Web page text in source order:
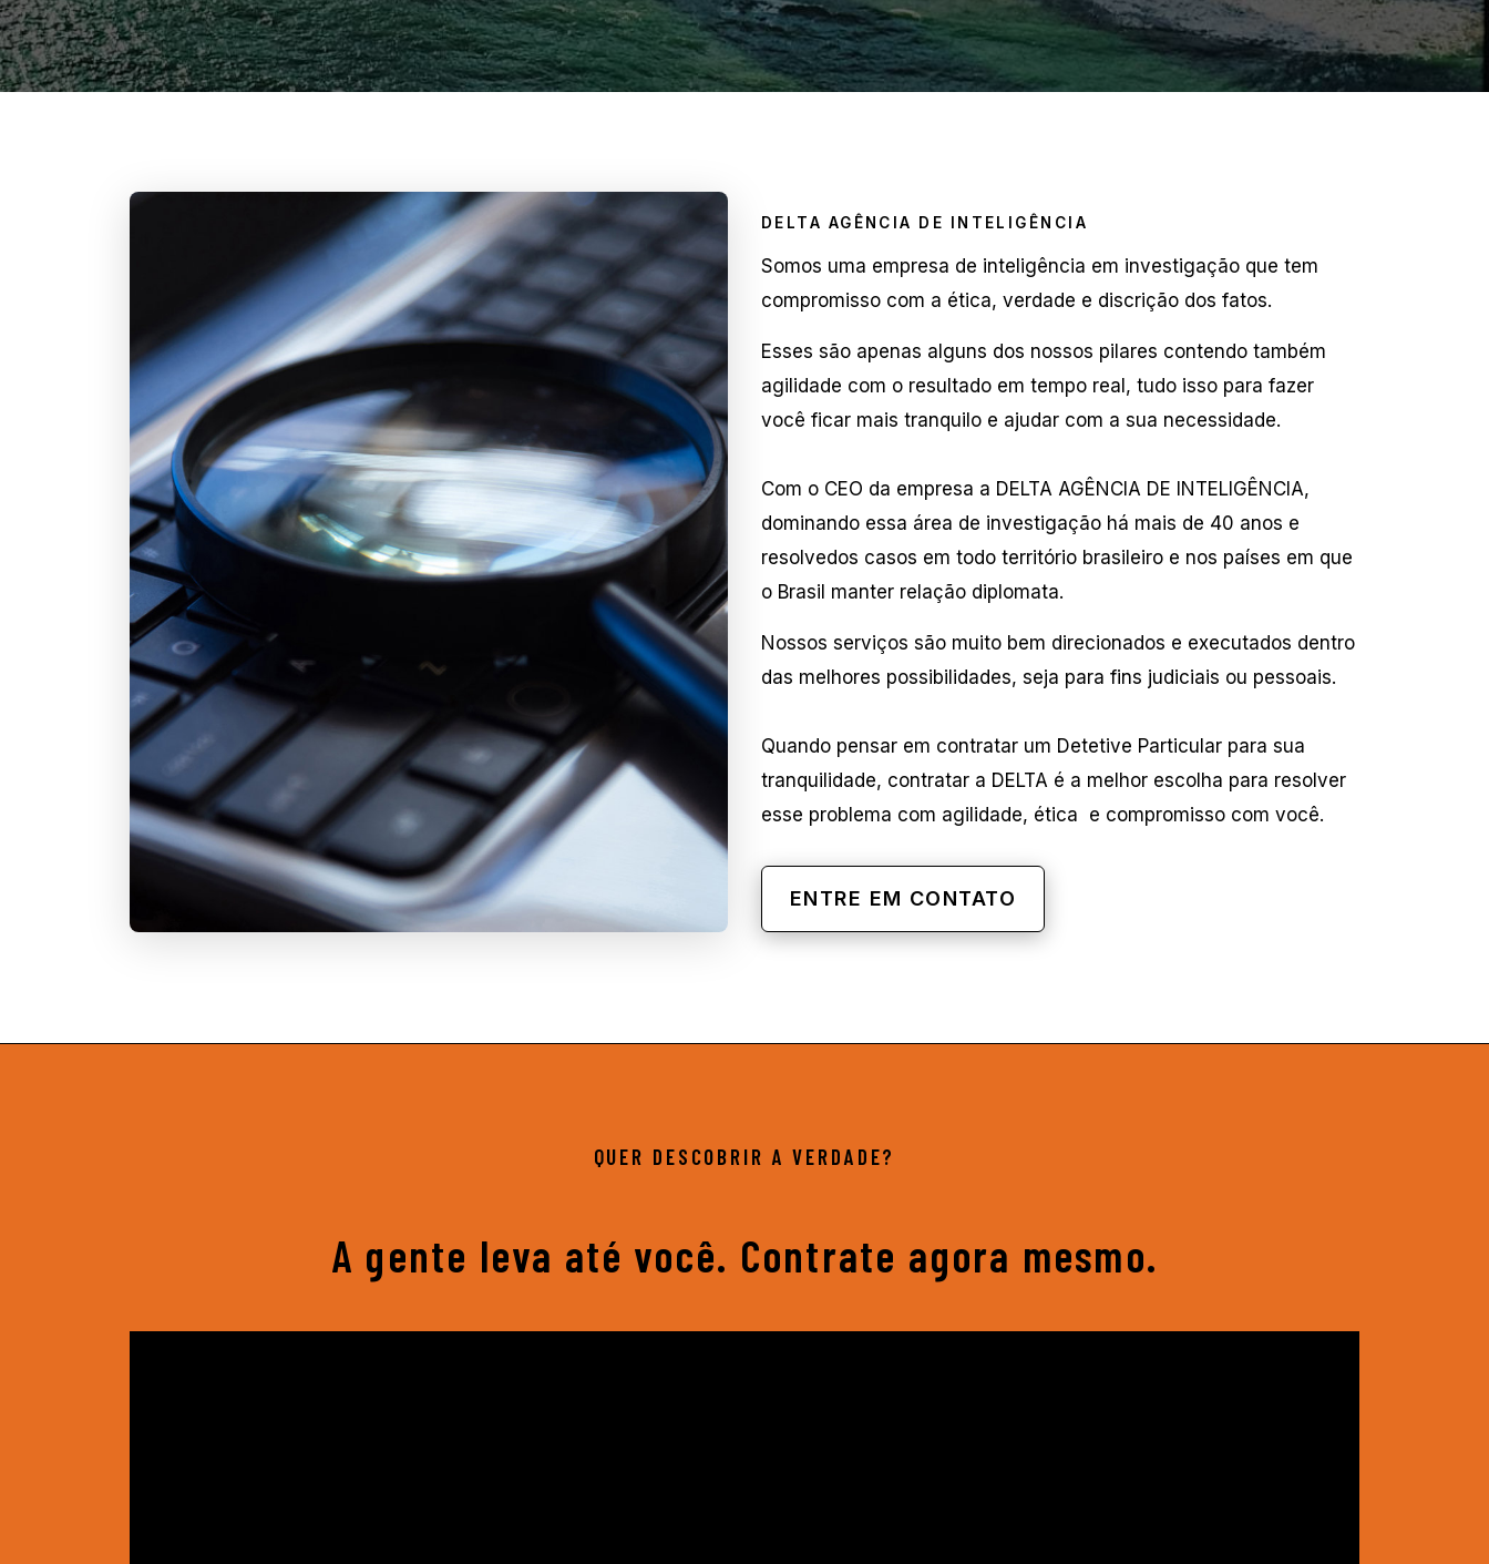
DELTA AGÊNCIA DE INTELIGÊNCIA
Somos uma empresa de inteligência em investigação que tem
compromisso com a ética, verdade e discrição dos fatos.
Esses são apenas alguns dos nossos pilares contendo também
agilidade com o resultado em tempo real, tudo isso para fazer
você ficar mais tranquilo e ajudar com a sua necessidade.
Com o CEO da empresa a DELTA AGÊNCIA DE INTELIGÊNCIA,
dominando essa área de investigação há mais de 40 anos e
resolvedos casos em todo território brasileiro e nos países em que
o Brasil manter relação diplomata.
Nossos serviços são muito bem direcionados e executados dentro
das melhores possibilidades, seja para fins judiciais ou pessoais.
Quando pensar em contratar um Detetive Particular para sua
tranquilidade, contratar a DELTA é a melhor escolha para resolver
esse problema com agilidade, ética e compromisso com você.
ENTRE EM CONTATO
QUER DESCOBRIR A VERDADE?
A gente leva até você. Contrate agora mesmo.